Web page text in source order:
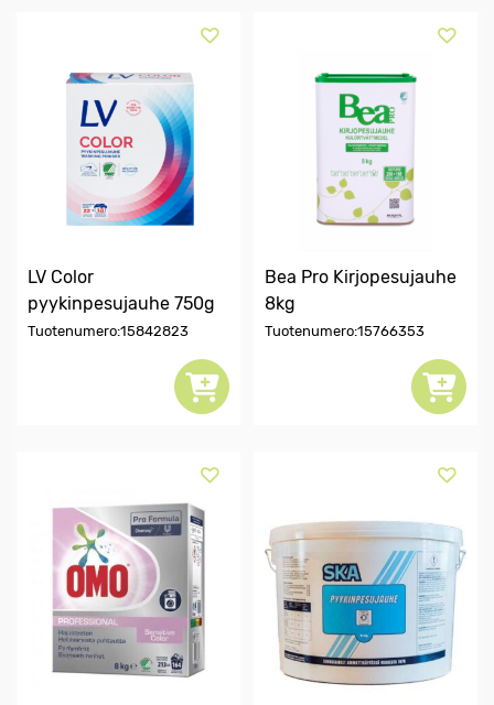
LV Color
pyykinpesujauhe 750g
Tuotenumero:15842823
Bea Pro Kirjopesujauhe
8kg
Tuotenumero:15766353